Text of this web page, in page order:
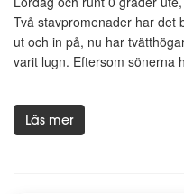
Två stavpromenader har det
ut och in på, nu har
varit lugn. Eftersom sönerna
Läs mer